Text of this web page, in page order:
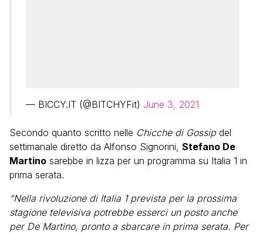
— BICCY.IT (@BITCHYFit) June 3, 2021
Secondo quanto scritto nelle Chicche di Gossip del
settimanale diretto da Alfonso Signorini, Stefano De
Martino sarebbe in lizza per un programma su Italia 1 in
prima serata.
“Nella rivoluzione di Italia 1 prevista per la prossima
stagione televisiva potrebbe esserci un posto anche
per De Martino, pronto a sbarcare in prima serata. Per